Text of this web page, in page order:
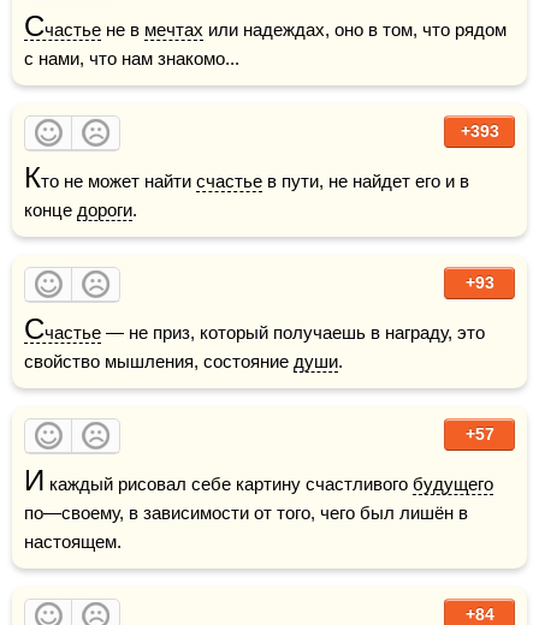
Счастье не в мечтах или надеждах, оно в том, что рядом
с нами, что нам знакомо...
+393
Кто не может найти счастье в пути, не найдет его и в
конце дороги.
+93
Счастье — не приз, который получаешь в награду, это
свойство мышления, состояние души.
+57
И каждый рисовал себе картину счастливого будущего
по—своему, в зависимости от того, чего был лишён в
настоящем.
+84